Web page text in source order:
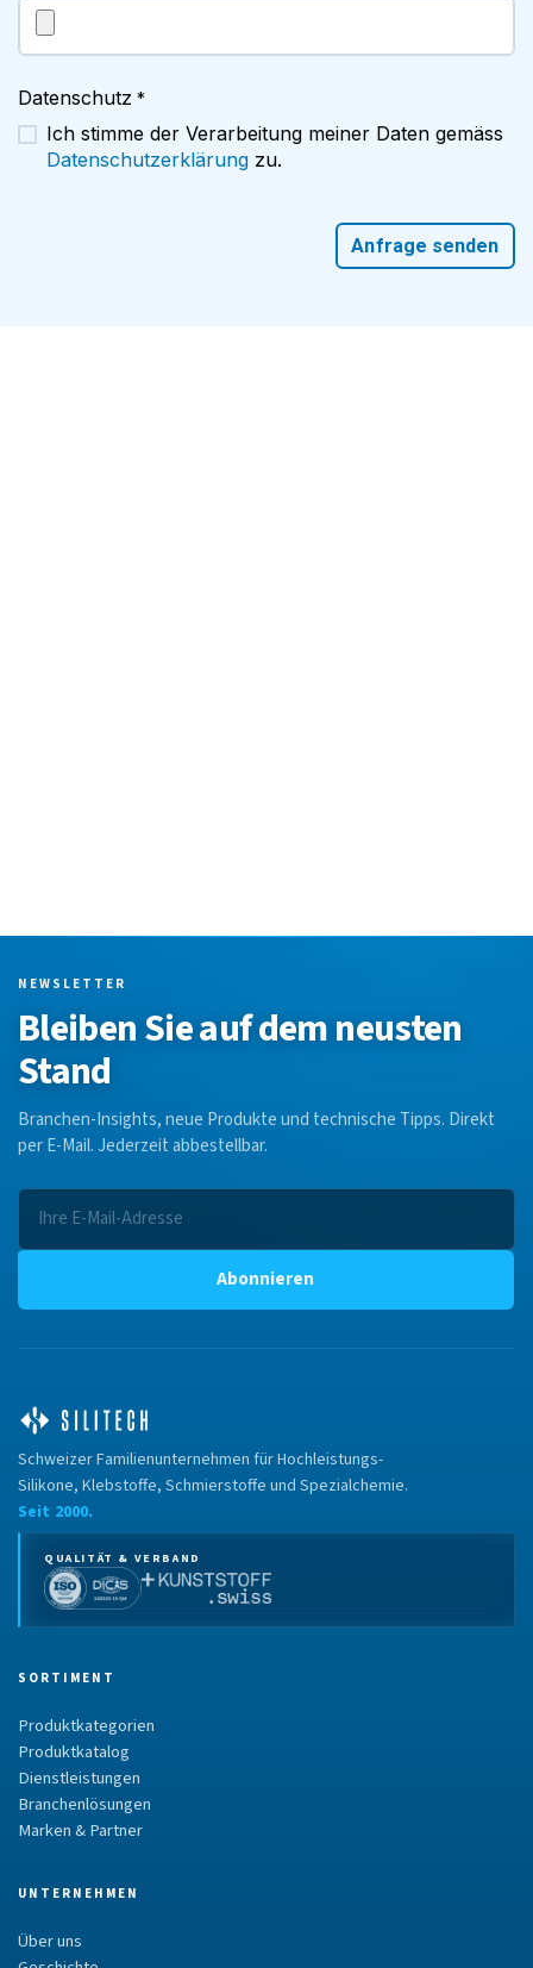
Datenschutz *
Ich stimme der Verarbeitung meiner Daten gemäss
Datenschutzerklärung zu.
Anfrage senden
NEWSLETTER
Bleiben Sie auf dem neusten
Stand
Branchen-Insights, neue Produkte und technische Tipps. Direkt
per E-Mail. Jederzeit abbestellbar.
Abonnieren
Schweizer Familienunternehmen für Hochleistungs-
Silikone, Klebstoffe, Schmierstoffe und Spezialchemie.
Seit 2000.
QUALITÄT & VERBAND
SORTIMENT
Produktkategorien
Produktkatalog
Dienstleistungen
Branchenlösungen
Marken & Partner
UNTERNEHMEN
Über uns